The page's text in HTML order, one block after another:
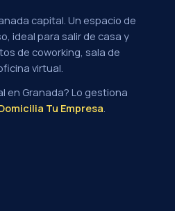
capital. Un espacio de
ideal para salir de casa y
de coworking, sala de
virtual.
en Granada? Lo gestiona
Tu Empresa.